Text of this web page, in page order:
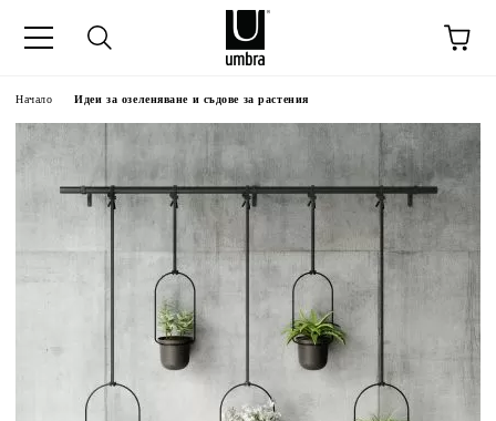
Начало Идеи за озеленяване и съдове за растения